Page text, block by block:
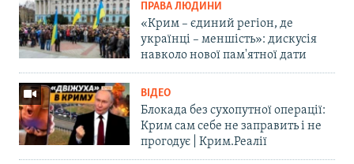
ПРАВА ЛЮДИНИ
«Крим – єдиний регіон, де
українці – меншість»: дискусія
навколо нової пам'ятної дати
ВІДЕО
Блокада без сухопутної операції:
Крим сам себе не заправить і не
прогодує | Крим.Реалії